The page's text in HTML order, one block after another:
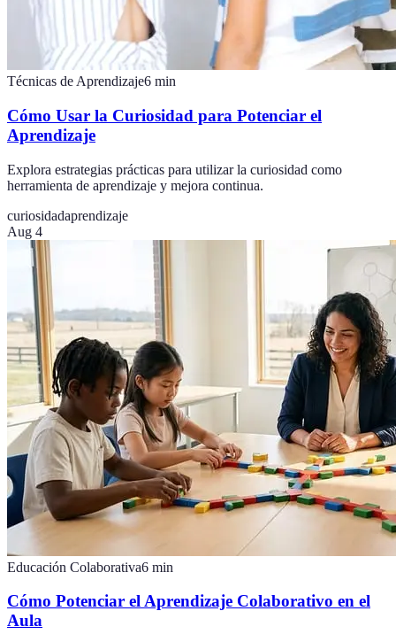
Técnicas de Aprendizaje6 min
Cómo Usar la Curiosidad para Potenciar el
Aprendizaje
Explora estrategias prácticas para utilizar la curiosidad como
herramienta de aprendizaje y mejora continua.
curiosidadaprendizaje
Aug 4
Educación Colaborativa6 min
Cómo Potenciar el Aprendizaje Colaborativo en el
Aula